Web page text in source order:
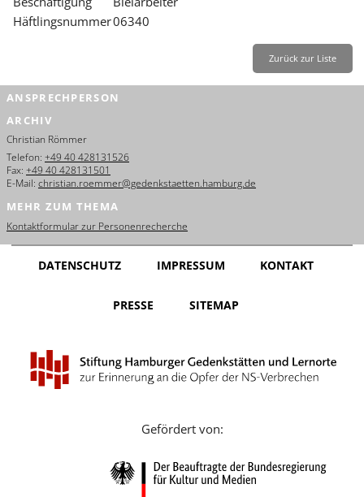
SERVICE
Français
Dansk
Español
Nederlands
Português
Русский
Leichte Sprache
Häftlingsnummer06340
Zurück zur Liste
ANSPRECHPERSON
ARCHIV
Christian Römmer
Telefon: +49 40 428131526
Fax: +49 40 428131501
E-Mail: christian.roemmer@gedenkstaetten.hamburg.de
MEHR ZUM THEMA
Kontaktformular zur Personenrecherche
DATENSCHUTZ IMPRESSUM KONTAKT
PRESSE SITEMAP
Gefördert von: